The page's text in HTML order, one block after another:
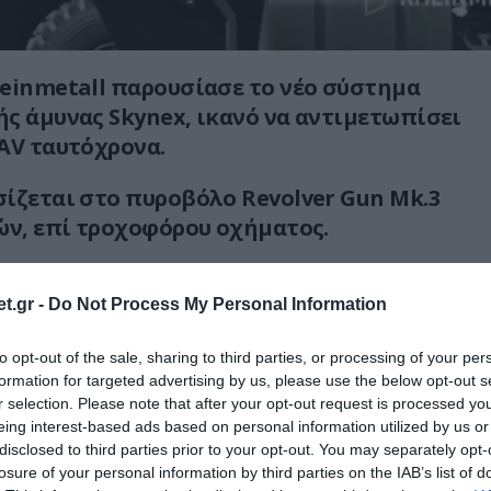
- Do Not Process My Personal Information
opt-out of the sale, sharing to third parties, or processing of your
for targeted advertising by us, please use the below opt-out
selection. Please note that after your opt-out request is processed
interest-based ads based on personal information utilized by us
to third parties prior to your opt-out. You may separately
of your personal information by third parties on the IAB’s list of
παρουσίασε το νέο σύστημα
άμυνας Skynex, ικανό να αντιμετωπίσει
ταυτόχρονα.
στο πυροβόλο Revolver Gun Mk.3
επί τροχοφόρου οχήματος.
διαδικασίες. Η ανίχνευση
του συστήματος ελέγχου πυρός.
από κέντρο διοίκησης και ελέγχου.
το σύστημα μπορεί να
αντιαεροπορικούς πυραύλους Cheetah.